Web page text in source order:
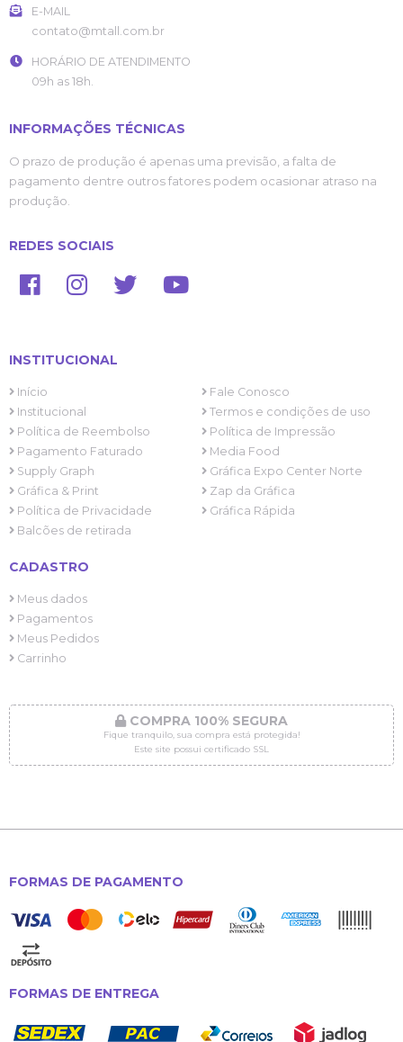
E-MAIL
contato@mtall.com.br
HORÁRIO DE ATENDIMENTO
09h as 18h.
INFORMAÇÕES TÉCNICAS
O prazo de produção é apenas uma previsão, a falta de
pagamento dentre outros fatores podem ocasionar atraso na
produção.
REDES SOCIAIS
INSTITUCIONAL
Início
Fale Conosco
Institucional
Termos e condições de uso
Política de Reembolso
Política de Impressão
Pagamento Faturado
Media Food
Supply Graph
Gráfica Expo Center Norte
Gráfica & Print
Zap da Gráfica
Política de Privacidade
Gráfica Rápida
Balcões de retirada
CADASTRO
Meus dados
Pagamentos
Meus Pedidos
Carrinho
COMPRA 100% SEGURA
Fique tranquilo, sua compra está protegida!
Este site possui certificado SSL
FORMAS DE PAGAMENTO
FORMAS DE ENTREGA